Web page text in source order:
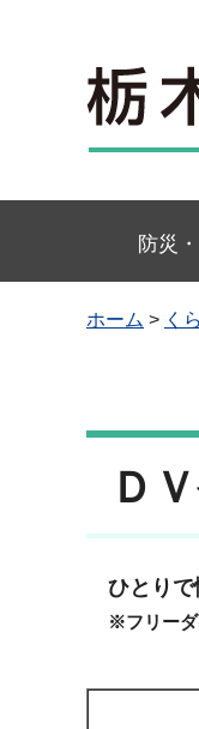
栃木
防災
ホーム > く
Ｄ
ひとりで
※フリーダ